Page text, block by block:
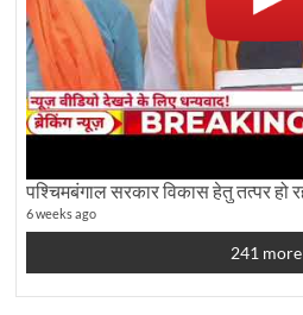
6 weeks ago
241 more